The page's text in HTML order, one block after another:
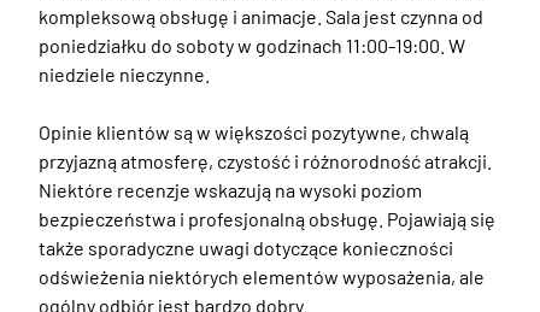
kompleksową obsługę i animacje. Sala jest czynna od
poniedziałku do soboty w godzinach 11:00-19:00. W
niedziele nieczynne.
Opinie klientów są w większości pozytywne, chwalą
przyjazną atmosferę, czystość i różnorodność atrakcji.
Niektóre recenzje wskazują na wysoki poziom
bezpieczeństwa i profesjonalną obsługę. Pojawiają się
także sporadyczne uwagi dotyczące konieczności
odświeżenia niektórych elementów wyposażenia, ale
ogólny odbiór jest bardzo dobry.